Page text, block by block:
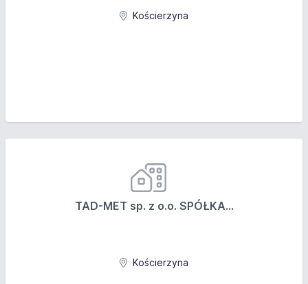
Kościerzyna
TAD-MET sp. z o.o. SPÓŁKA...
Kościerzyna